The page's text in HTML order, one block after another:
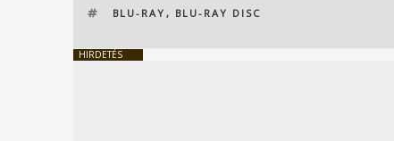
CÍMKÉK
BLU-RAY , BLU-RAY DISC
HIRDETÉS